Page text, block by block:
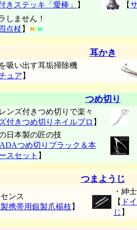
きステッキ「愛棒」 】
【
しません！
点杖 】
耳かき
吸い出す耳垢掃除機
ュア 】
つめ切り
ンズ付きつめ切りで楽々
付きつめ切りネイルプロ 】
日本製の匠の技
つめ切りブラック＆本
スセット 】
つまようじ
ンス
携帯用銀製爪楊枝 】
・紳
【 ド
じ 】